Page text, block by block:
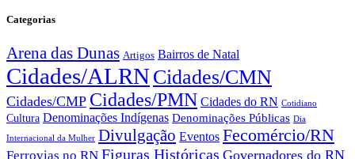
Categorias
Arena das Dunas Artigos Bairros de Natal
Cidades/ALRNCidades/CMN
Cidades/CMP Cidades/PMN Cidades do RN Cotidiano
Cultura Denominações Indígenas Denominações Públicas Dia
Internacional da Mulher Divulgação Eventos Fecomércio/RN
Ferrovias no RN Figuras Históricas Governadores do RN